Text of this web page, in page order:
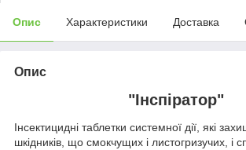
Опис Характеристики Доставка
Опис
"Інспіратор"
Інсектицидні таблетки системної дії, які
шкідників, що смокчущих і листогризучих, і